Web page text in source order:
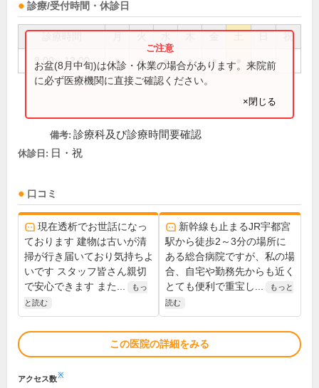
診療/受付時間・休診日
祝
9:00～12:00 ● ● ● ● ●
お盆(8月中旬)は休診・休業の場合があります。来院前
に必ず医療機関に直接ご確認ください。
×閉じる
備考: 診療科及び診療時間要確認
休診日: 日・祝
口コミ
現在透析でお世話になっ
ております 建物は古いが清
掃が行き届いており気持ちよ
いです スタッフ皆さん親切
で安心できます また...
もっ
と読む
新幹線も止まるJR宇都宮
駅から徒歩2～3分の場所に
ある総合病院ですが、私の場
合、自宅や勤務先からも近く
とても便利で重宝し...
もっと
読む
この医院の詳細をみる
アクセス数※